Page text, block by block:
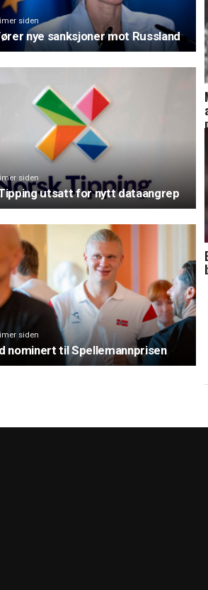
siden
nye sanksjoner mot Russland
siden
utsatt for nytt dataangrep
siden
nominert til Spellemannprisen